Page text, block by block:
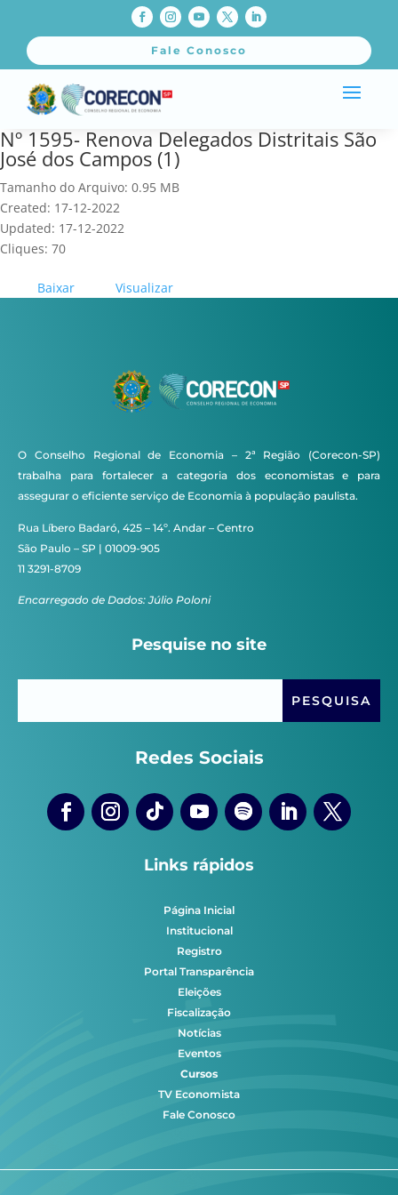
Fale Conosco
Nº 1595- Renova Delegados Distritais São
José dos Campos (1)
Tamanho do Arquivo: 0.95 MB
Created: 17-12-2022
Updated: 17-12-2022
Cliques: 70
Baixar Visualizar
O Conselho Regional de Economia – 2ª Região (Corecon-SP)
trabalha para fortalecer a categoria dos economistas e para
assegurar o eficiente serviço de Economia à população paulista.
Rua Líbero Badaró, 425 – 14º. Andar – Centro
São Paulo – SP | 01009-905
11 3291-8709
Encarregado de Dados: Júlio Poloni
Pesquise no site
Redes Sociais
Links rápidos
Página Inicial
Institucional
Registro
Portal Transparência
Eleições
Fiscalização
Notícias
Eventos
Cursos
TV Economista
Fale Conosco